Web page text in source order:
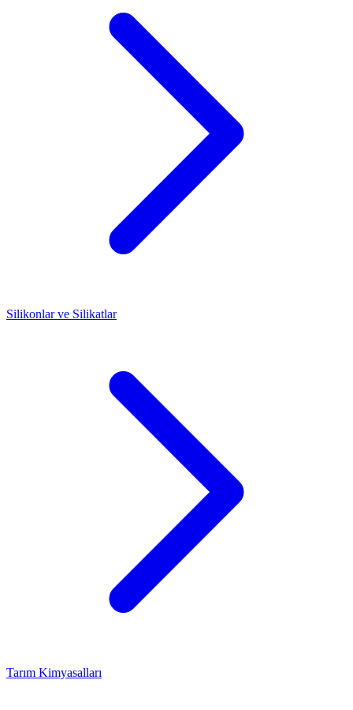
Silikonlar ve Silikatlar
Tarım Kimyasalları